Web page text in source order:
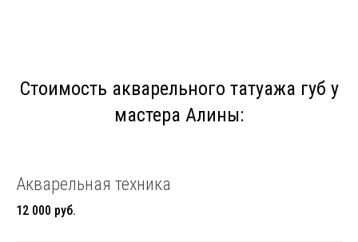
Стоимость акварельного татуажа губ у
мастера Алины:
Акварельная техника
12 000 руб.